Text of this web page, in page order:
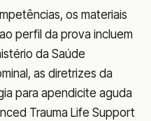
os materiais
perfil da prova incluem
da Saúde
as diretrizes da
para apendicite aguda
Trauma Life Support